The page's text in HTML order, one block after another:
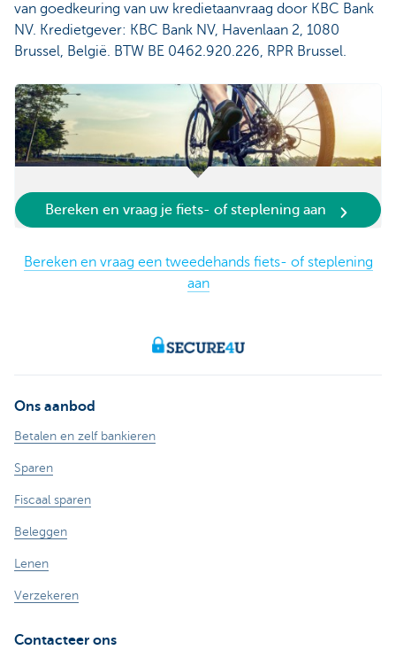
van goedkeuring van uw kredietaanvraag door KBC Bank
NV. Kredietgever: KBC Bank NV, Havenlaan 2, 1080
Brussel, België. BTW BE 0462.920.226, RPR Brussel.
Bereken en vraag je fiets- of steplening aan
Bereken en vraag een tweedehands fiets- of steplening
aan
Ons aanbod
Betalen en zelf bankieren
Sparen
Fiscaal sparen
Beleggen
Lenen
Verzekeren
Contacteer ons